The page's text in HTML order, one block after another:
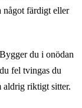
något färdigt eller
du i onödan
fel tvingas du
aldrig riktigt sitter.